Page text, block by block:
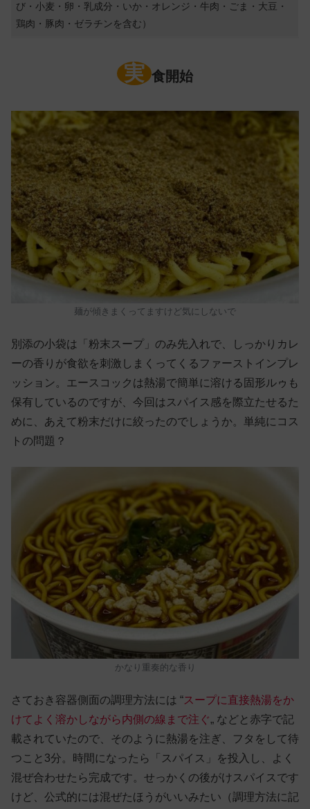
び・小麦・卵・乳成分・いか・オレンジ・牛肉・ごま・大豆・
鶏肉・豚肉・ゼラチンを含む）
実 食開始
麺が傾きまくってますけど気にしないで
別添の小袋は「粉末スープ」のみ先入れで、しっかりカレ
ーの香りが食欲を刺激しまくってくるファーストインプレ
ッション。エースコックは熱湯で簡単に溶ける固形ルゥも
保有しているのですが、今回はスパイス感を際立たせるた
めに、あえて粉末だけに絞ったのでしょうか。単純にコス
トの問題？
かなり重奏的な香り
さておき容器側面の調理方法には “スープに直接熱湯をか
けてよく溶かしながら内側の線まで注ぐ„ などと赤字で記
載されていたので、そのように熱湯を注ぎ、フタをして待
つこと3分。時間になったら「スパイス」を投入し、よく
混ぜ合わせたら完成です。せっかくの後がけスパイスです
けど、公式的には混ぜたほうがいいみたい（調理方法に記